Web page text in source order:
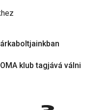
klub tagjává válni